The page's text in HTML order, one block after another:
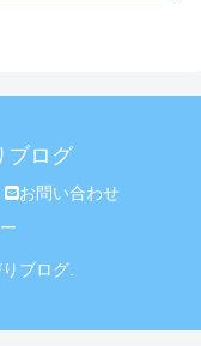
ブログ
お問い合わせ
ブログ.